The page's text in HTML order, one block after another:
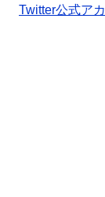
Twitter公式ア